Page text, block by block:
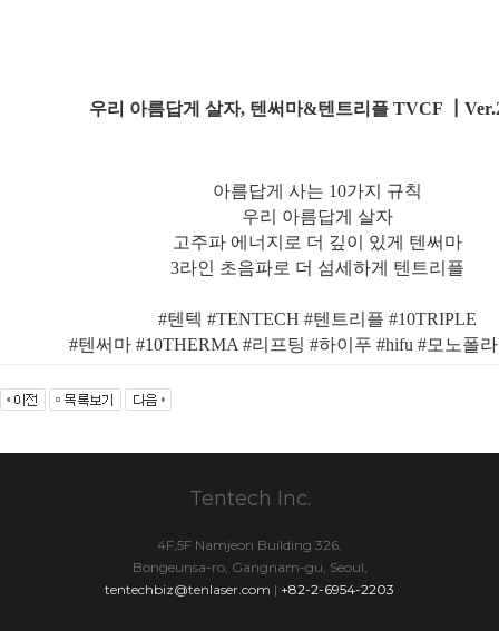
우리 아름답게 살자, 텐써마&텐트리플 TVCF
아름답게 사는 10가지 규칙
우리 아름답게 살자
고주파 에너지로 더 깊이 있게 텐써마
3라인 초음파로 더 섬세하게 텐트리플
#텐텍 #TENTECH #텐트리플 #10TRIPLE
#텐써마 #10THERMA #리프팅 #하이푸 #hifu #모노폴
Tentech Inc.
4F,5F Namjeon Building 326,
Bongeunsa-ro, Gangnam-gu, Seoul,
tentechbiz@tenlaser.com | +82-2-6954-2203